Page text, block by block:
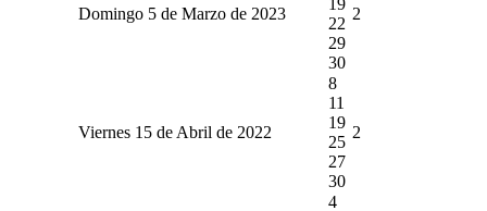
Domingo 5 de Marzo de 2023
22
29
30
2
Viernes 15 de Abril de 2022
8
11
19
25
27
30
2
4